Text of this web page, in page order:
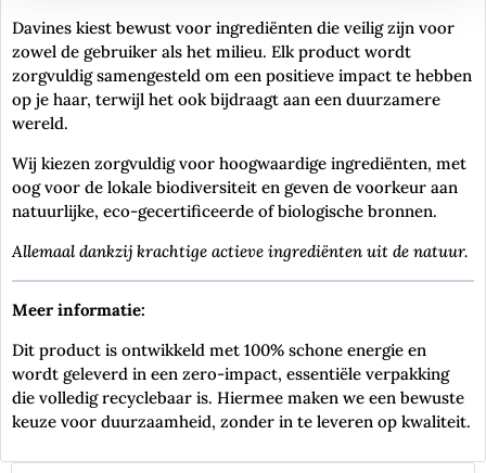
Davines kiest bewust voor ingrediënten die veilig zijn voor
zowel de gebruiker als het milieu. Elk product wordt
zorgvuldig samengesteld om een positieve impact te hebben
op je haar, terwijl het ook bijdraagt aan een duurzamere
wereld.
Wij kiezen zorgvuldig voor hoogwaardige ingrediënten, met
oog voor de lokale biodiversiteit en geven de voorkeur aan
natuurlijke, eco-gecertificeerde of biologische bronnen.
Allemaal dankzij krachtige actieve ingrediënten uit de natuur.
Meer informatie:
Dit product is ontwikkeld met 100% schone energie en
wordt geleverd in een zero-impact, essentiële verpakking
die volledig recyclebaar is. Hiermee maken we een bewuste
keuze voor duurzaamheid, zonder in te leveren op kwaliteit.